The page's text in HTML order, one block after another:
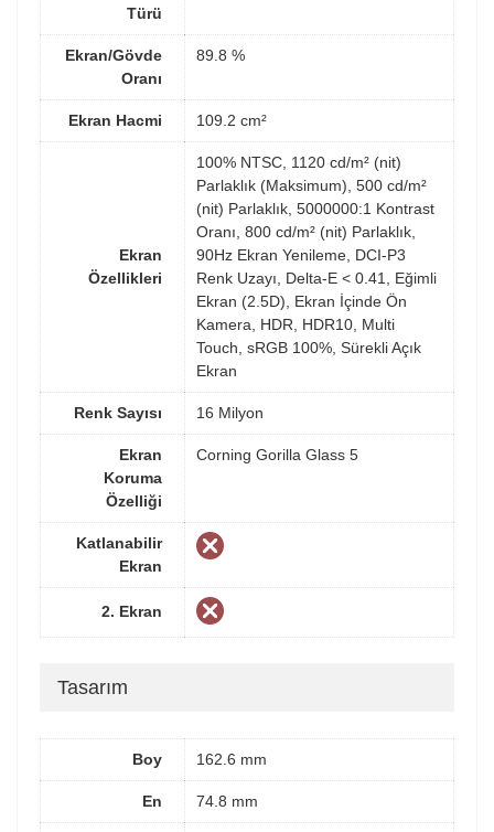
Türü
Ekran/Gövde
Oranı
89.8 %
Ekran Hacmi 109.2 cm²
Ekran
Özellikleri
100% NTSC, 1120 cd/m² (nit)
Parlaklık (Maksimum), 500 cd/m²
(nit) Parlaklık, 5000000:1 Kontrast
Oranı, 800 cd/m² (nit) Parlaklık,
90Hz Ekran Yenileme, DCI-P3
Renk Uzayı, Delta-E < 0.41, Eğimli
Ekran (2.5D), Ekran İçinde Ön
Kamera, HDR, HDR10, Multi
Touch, sRGB 100%, Sürekli Açık
Ekran
Renk Sayısı 16 Milyon
Ekran
Koruma
Özelliği
Corning Gorilla Glass 5
Katlanabilir
Ekran
2. Ekran
Tasarım
Boy 162.6 mm
En 74.8 mm